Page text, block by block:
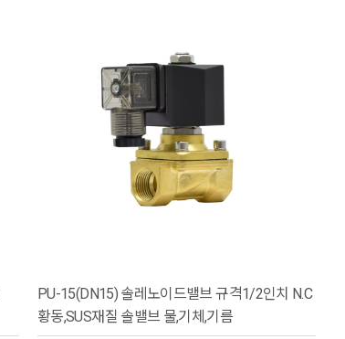
PU-15(DN15) 솔레노이드밸브 규격1/2인치 N.C
황동,SUS재질 솔밸브 물,기체,기름